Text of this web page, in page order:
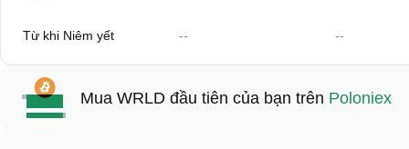
Từ khi Niêm yết -- --
Mua WRLD đầu tiên của bạn trên Poloniex